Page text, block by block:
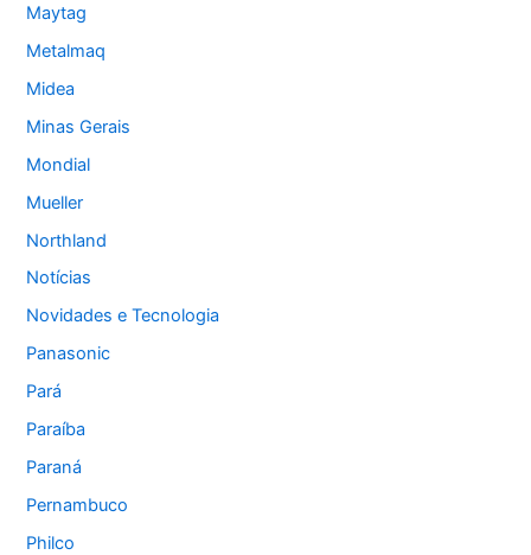
Maytag
Metalmaq
Midea
Minas Gerais
Mondial
Mueller
Northland
Notícias
Novidades e Tecnologia
Panasonic
Pará
Paraíba
Paraná
Pernambuco
Philco